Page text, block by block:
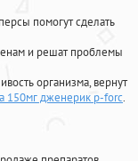
помогут сделать
и решат проблемы
организма, вернут
150мг дженерик p-forc.